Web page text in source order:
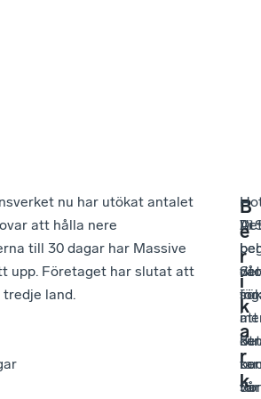
nu har utökat antalet
att hålla nere
till 30 dagar har Massive
upp. Företaget har slutat att
land.
–
det
tar
för
B
e
r
i
k
a
r
k
i
i
–
Vi
det
för
att
vår